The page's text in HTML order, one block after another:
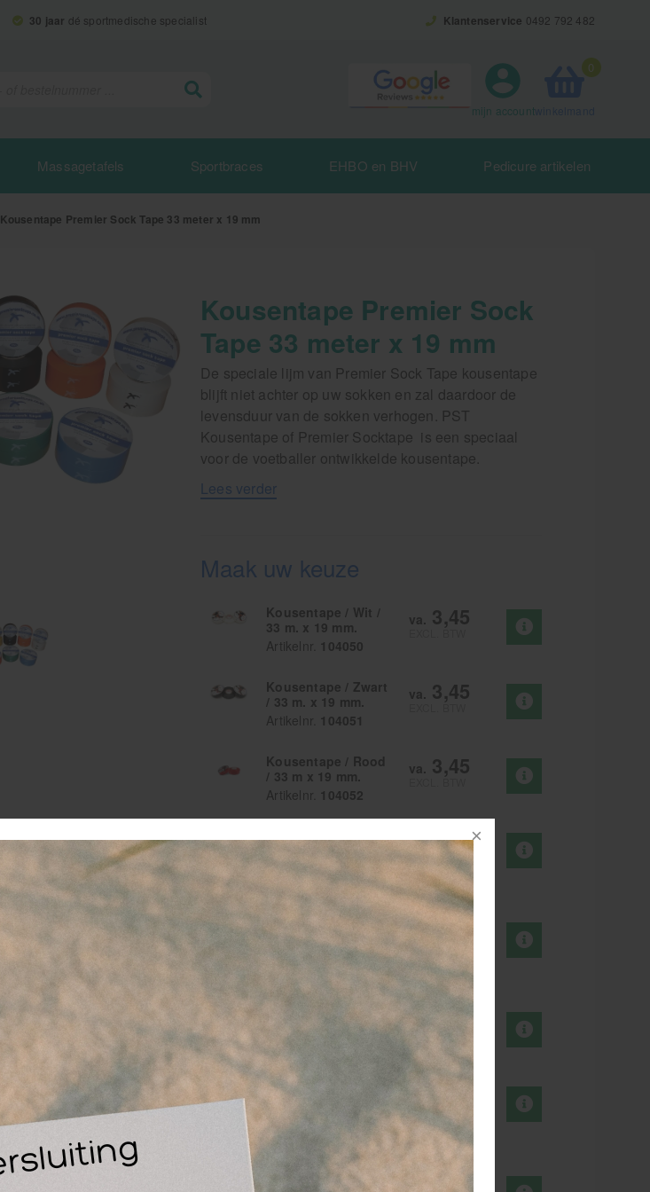
30 jaar dé sportmedische specialist Klantenservice 0492 792 482
0
mijn account
Massagetafels Sportbraces EHBO en BHV Pedicure artikelen
Kousentape Premier Sock Tape 33 meter x 19 mm
Kousentape Premier Sock
Tape 33 meter x 19 mm
De speciale lijm van Premier Sock Tape kousentape
blijft niet achter op uw sokken en zal daardoor de
levensduur van de sokken verhogen. PST
Kousentape of Premier Socktape is een speciaal
voor de voetballer ontwikkelde kousentape.
Lees verder
Maak uw keuze
Kousentape / Wit /
33 m. x 19 mm.
Artikelnr. 104050
va. 3,45
Kousentape / Zwart
/ 33 m. x 19 mm.
Artikelnr. 104051
va. 3,45
Kousentape / Rood
/ 33 m x 19 mm.
Artikelnr. 104052
va. 3,45
Kousentape /
Groen / 33 m. x 19
mm.
Artikelnr.
104053
va.3,45
EXCL. BTW
Kousentape / NAVY-
blauw / 33 m. x 19
mm.
Artikelnr.
va. 3,45
EXCL. BTW
33 m. x 19 mm.
Artikelnr.
3,45
EXCL. BTW
Kousentape /
Oranje / 33 m. x 19
mm.
Artikelnr.
104056
3,45
EXCL. BTW
Kousentape / Sky
va. 3,45